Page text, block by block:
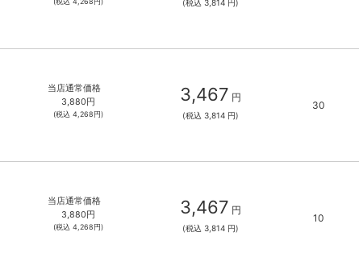
(税込 3,814 円)
当店通常価格
3,880円
(税込 4,268円)
3,467 円
(税込 3,814 円)
30
当店通常価格
3,880円
(税込 4,268円)
3,467 円
(税込 3,814 円)
10